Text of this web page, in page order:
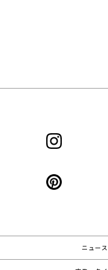
ニュー